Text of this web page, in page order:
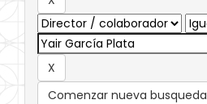
Comenzar nueva busqueda